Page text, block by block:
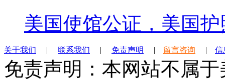
美国使馆公证，美国
关于我们 | 联系我们 | 免责声明 | 留言咨询 | 信
免责声明：本网站不属